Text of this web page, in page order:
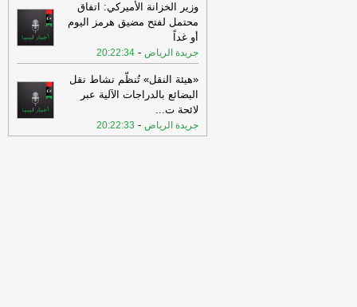
ليبيا الان
15:11
شهود عيان: استمرار إغلاق
الطريق الساحلي بمنطقة #دحمان في
#صبراتة، بسبب احتجاجات المواطنين-اخبار
ليبيا الان
15:09
متحدث : فتح هرمز مرهون بقبول
واشنطن شروط إيران .
وكالة الأنباء الليبية
15:05
ألمانيا تدرس فرض ضوابط على
وزير الخزانة الأميركي: اتفاق
محتمل لفتح مضيق هرمز اليوم
أو غداً
جريدة الرياض -
20:22:34
«هيئة النقل» تُنظّم نشاط نقل
البضائع بالدراجات الآلية عبر
لائحة ت...
جريدة الرياض -
20:22:33